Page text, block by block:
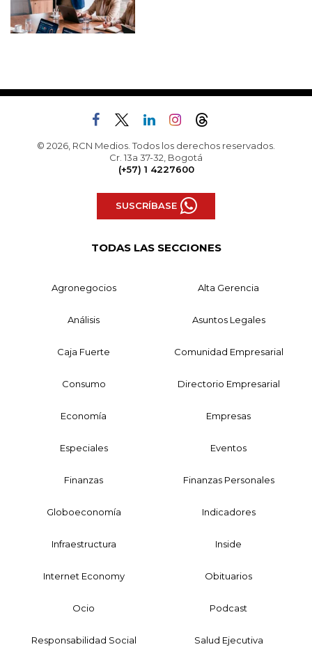
© 2026, RCN Medios. Todos los derechos reservados.
Cr. 13a 37-32, Bogotá
(+57) 1 4227600
SUSCRÍBASE
TODAS LAS SECCIONES
Agronegocios Alta Gerencia
Análisis Asuntos Legales
Caja Fuerte Comunidad Empresarial
Consumo Directorio Empresarial
Economía Empresas
Especiales Eventos
Finanzas Finanzas Personales
Globoeconomía Indicadores
Infraestructura Inside
Internet Economy Obituarios
Ocio Podcast
Responsabilidad Social Salud Ejecutiva